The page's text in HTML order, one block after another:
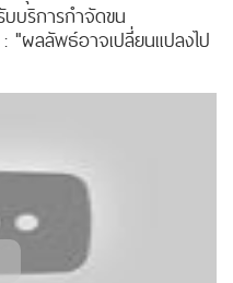
บบริการกำจัดขน
"ผลลัพธ์อาจเปลี่ยนแปลงไป